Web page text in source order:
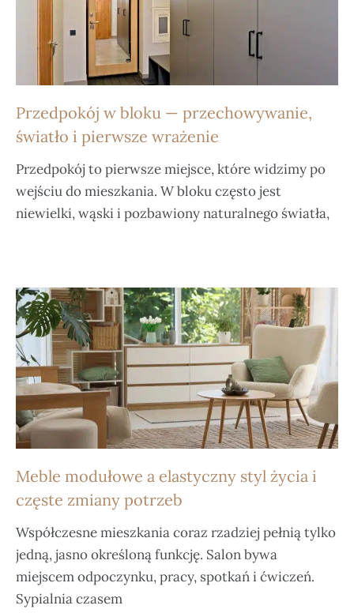
Przedpokój w bloku — przechowywanie,
światło i pierwsze wrażenie
Przedpokój to pierwsze miejsce, które widzimy po
wejściu do mieszkania. W bloku często jest
niewielki, wąski i pozbawiony naturalnego światła,
Meble modułowe a elastyczny styl życia i
częste zmiany potrzeb
Współczesne mieszkania coraz rzadziej pełnią tylko
jedną, jasno określoną funkcję. Salon bywa
miejscem odpoczynku, pracy, spotkań i ćwiczeń.
Sypialnia czasem